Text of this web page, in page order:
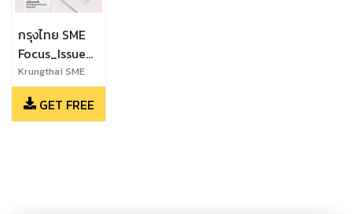
กรุงไทย SME
Focus_Issue
39_August -
October 2023
Krungthai SME
Focus_Issue
39_August -
October 2023
GET FREE